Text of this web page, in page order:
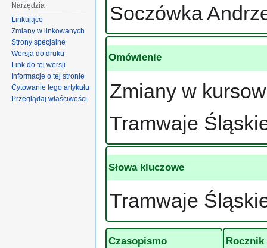
Soczówka
Omówienie
Zmiany w
Tramwaje
Słowa kluczowe
Tramwaje
Czasopismo Rocznik
Narzędzia
Linkujące
Zmiany w linkowanych
Strony specjalne
Wersja do druku
Link do tej wersji
Informacje o tej stronie
Cytowanie tego artykułu
Przeglądaj właściwości